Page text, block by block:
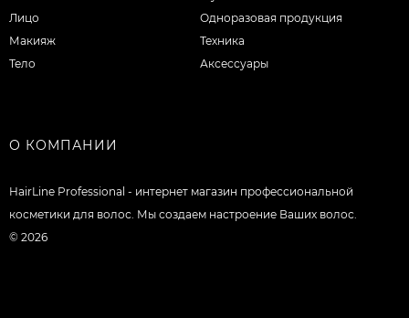
Лицо
Макияж
Тело
Одноразовая продукция
Техника
Аксессуары
О КОМПАНИИ
HairLine Professional - интернет магазин профессиональной
косметики для волос. Мы создаем настроение Ваших волос.
© 2026